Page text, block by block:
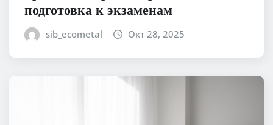
подготовка к экзаменам
sib_ecometal Окт 28, 2025